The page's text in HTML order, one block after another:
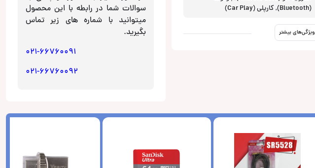
(Bluetooth), کارپلی (Car Play)
ویژگی‌های بیشتر
سوالات شما در رابطه با این محصول
میتوانید با شماره های زیر تماس
بگیرید.
021-66760091
021-66760092